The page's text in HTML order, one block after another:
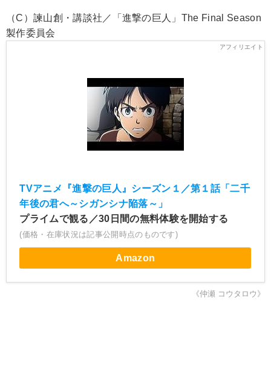
（C）諫山創・講談社／「進撃の巨人」The Final Season
製作委員会
TVアニメ『進撃の巨人』シーズン１／第１話「二千
年後の君へ～シガンシナ陥落～」
プライムで観る／30日間の無料体験を開始する
(価格・在庫状況は記事公開時点のものです)
Amazon
《仲瀬 コウタロウ》